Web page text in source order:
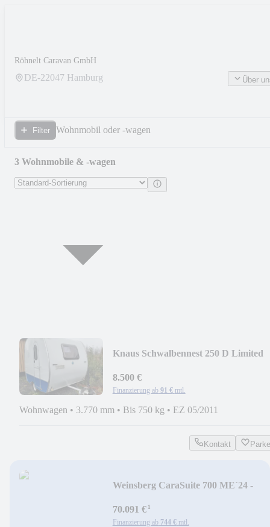
Röhnelt Caravan GmbH
DE-22047 Hamburg Über
Filter Wohnmobil oder -wagen
3 Wohnmobile & -wagen
Knaus Schwalbennest 250 D Limited
8.500 €
Finanzierung ab 91 € mtl.
Wohnwagen • 3.770 mm • Bis 750 kg • EZ 05/2011
Kontakt
Weinsberg CaraSuite 700 ME´24 -
70.091 €¹
Finanzierung ab 744 € mtl.